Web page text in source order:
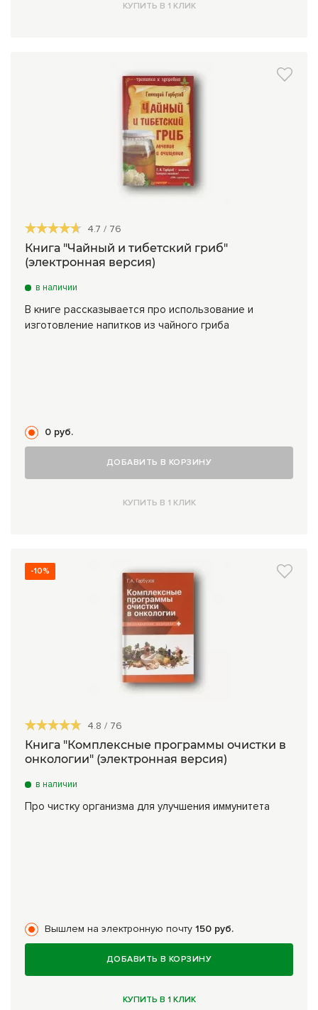
КУПИТЬ В 1 КЛИК
4.7 / 76
Книга "Чайный и тибетский гриб"
(электронная версия)
в наличии
В книге рассказывается про использование и
изготовление напитков из чайного гриба
0 руб.
ДОБАВИТЬ В КОРЗИНУ
КУПИТЬ В 1 КЛИК
-10%
4.8 / 76
Книга "Комплексные программы очистки в
онкологии" (электронная версия)
в наличии
Про чистку организма для улучшения иммунитета
Вышлем на электронную почту 150 руб.
ДОБАВИТЬ В КОРЗИНУ
КУПИТЬ В 1 КЛИК